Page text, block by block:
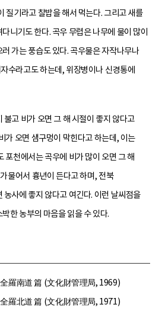
질기라고 찰밥을 해서 먹는다. 그리고 새를
니기도 한다. 곡우 무렵은 나무에 물이 많이
가는 풍습도 있다. 곡우물은 자작나무나
수라고도 하는데, 위장병이나 신경통에
불고 비가 오면 그 해 시절이 좋지 않다고
가 오면 샘구멍이 막힌다고 하는데, 이는
포천에서는 곡우에 비가 많이 오면 그 해
물어서 흉년이 든다고 하며, 전북
농사에 좋지 않다고 여긴다. 이런 날씨점을
한 농부의 마음을 읽을 수 있다.
羅南道 篇 (文化財管理局, 1969)
羅北道 篇 (文化財管理局, 1971)